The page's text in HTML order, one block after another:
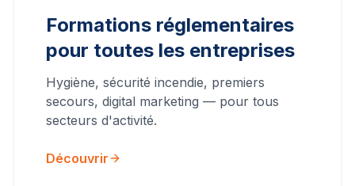
Formations réglementaires
pour toutes les entreprises
Hygiène, sécurité incendie, premiers
secours, digital marketing — pour tous
secteurs d'activité.
Découvrir